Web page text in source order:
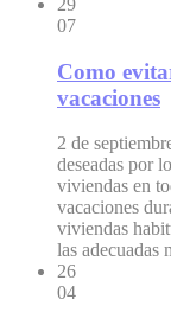
07
Como
vacaciones
2 de
deseadas por
viviendas en
vacaciones
viviendas
las adecuadas
26
04